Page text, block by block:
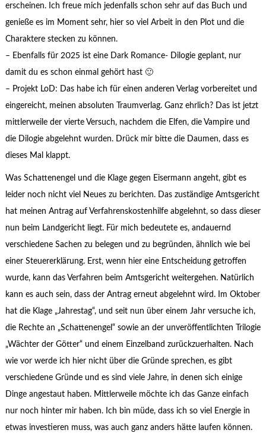
erscheinen. Ich freue mich jedenfalls schon sehr auf das Buch und
genieße es im Moment sehr, hier so viel Arbeit in den Plot und die
Charaktere stecken zu können.
– Ebenfalls für 2025 ist eine Dark Romance- Dilogie geplant, nur
damit du es schon einmal gehört hast 🙂
– Projekt LoD: Das habe ich für einen anderen Verlag vorbereitet und
eingereicht, meinen absoluten Traumverlag. Ganz ehrlich? Das ist jetzt
mittlerweile der vierte Versuch, nachdem die Elfen, die Vampire und
die Dilogie abgelehnt wurden. Drück mir bitte die Daumen, dass es
dieses Mal klappt.
Was Schattenengel und die Klage gegen Eisermann angeht, gibt es
leider noch nicht viel Neues zu berichten. Das zuständige Amtsgericht
hat meinen Antrag auf Verfahrenskostenhilfe abgelehnt, so dass dieser
nun beim Landgericht liegt. Für mich bedeutete es, andauernd
verschiedene Sachen zu belegen und zu begründen, ähnlich wie bei
einer Steuererklärung. Erst, wenn hier eine Entscheidung getroffen
wurde, kann das Verfahren beim Amtsgericht weitergehen. Natürlich
kann es auch sein, dass der Antrag erneut abgelehnt wird. Im Oktober
hat die Klage „Jahrestag“, und seit nun über einem Jahr versuche ich,
die Rechte an „Schattenengel“ sowie an der unveröffentlichten Trilogie
„Wächter der Götter“ und einem Einzelband zurückzuerhalten. Nach
wie vor werde ich hier nicht über die Gründe sprechen, es gibt
verschiedene Gründe und es sind viele Jahre, in denen sich einige
Dinge angestaut haben. Mittlerweile möchte ich das Ganze einfach
nur noch hinter mir haben. Ich bin müde, dass ich so viel Energie in
etwas investieren muss, was auch ganz anders hätte laufen können.